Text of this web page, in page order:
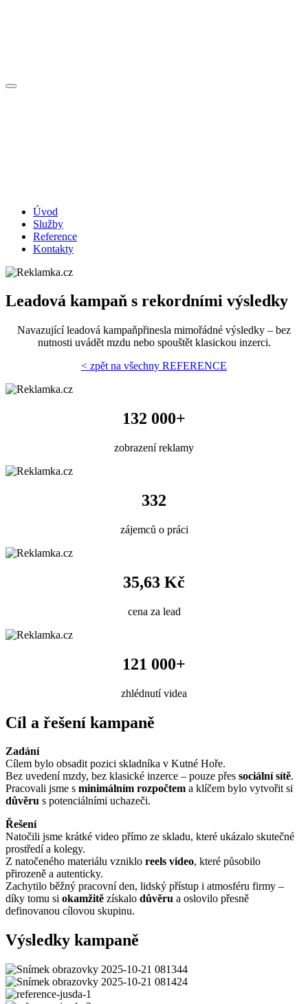
Úvod
Služby
Reference
Kontakty
Leadová kampaň s rekordními výsledky
Navazující leadová kampaňpřinesla mimořádné výsledky – bez
nutnosti uvádět mzdu nebo spouštět klasickou inzerci.
< zpět na všechny REFERENCE
132 000+
zobrazení reklamy
332
zájemců o práci
35,63 Kč
cena za lead
121 000+
zhlédnutí videa
Cíl a řešení kampaně
Zadání
Cílem bylo obsadit pozici skladníka v Kutné Hoře.
Bez uvedení mzdy, bez klasické inzerce – pouze přes sociální sítě.
Pracovali jsme s minimálním rozpočtem a klíčem bylo vytvořit si
důvěru s potenciálními uchazeči.
Řešení
Natočili jsme krátké video přímo ze skladu, které ukázalo skutečné
prostředí a kolegy.
Z natočeného materiálu vzniklo reels video, které působilo
přirozeně a autenticky.
Zachytilo běžný pracovní den, lidský přístup i atmosféru firmy –
díky tomu si okamžitě získalo důvěru a oslovilo přesně
definovanou cílovou skupinu.
Výsledky kampaně